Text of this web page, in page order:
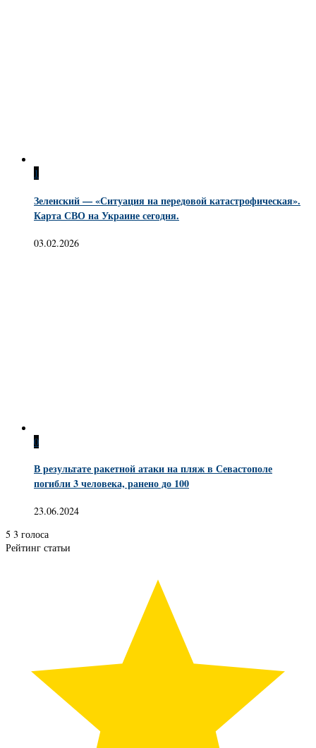
1
Зеленский — «Ситуация на передовой катастрофическая».
Карта СВО на Украине сегодня.
03.02.2026
0
В результате ракетной атаки на пляж в Севастополе
погибли 3 человека, ранено до 100
23.06.2024
5 3 голоса
Рейтинг статьи